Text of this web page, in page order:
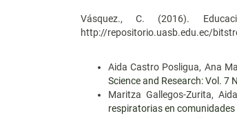
Vásquez., C. (2016).
http://repositorio.uasb.edu.ec/
Aida Castro Posligua, Ana
Science and Research: Vol. 7
Maritza Gallegos-Zurita,
respiratorias en